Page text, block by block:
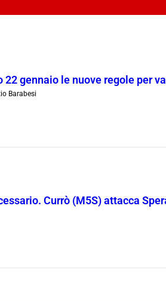
22 gennaio le nuove regole per
Barabesi
Currò (M5S) attacca